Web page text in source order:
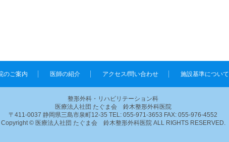
のご案内 医師の紹介 アクセス/問い合わせ 施設基準について
整形外科・リハビリテーション科
医療法人社団 たぐま会 鈴木整形外科医院
〒411-0037 静岡県三島市泉町12-35 TEL: 055-971-3653 FAX: 055-976-4552
Copyright © 医療法人社団 たぐま会 鈴木整形外科医院 ALL RIGHTS RESERVED.